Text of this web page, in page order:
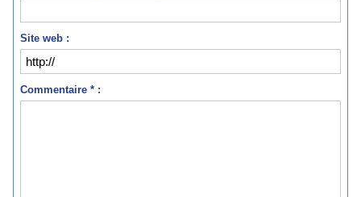
Site web :
Commentaire * :